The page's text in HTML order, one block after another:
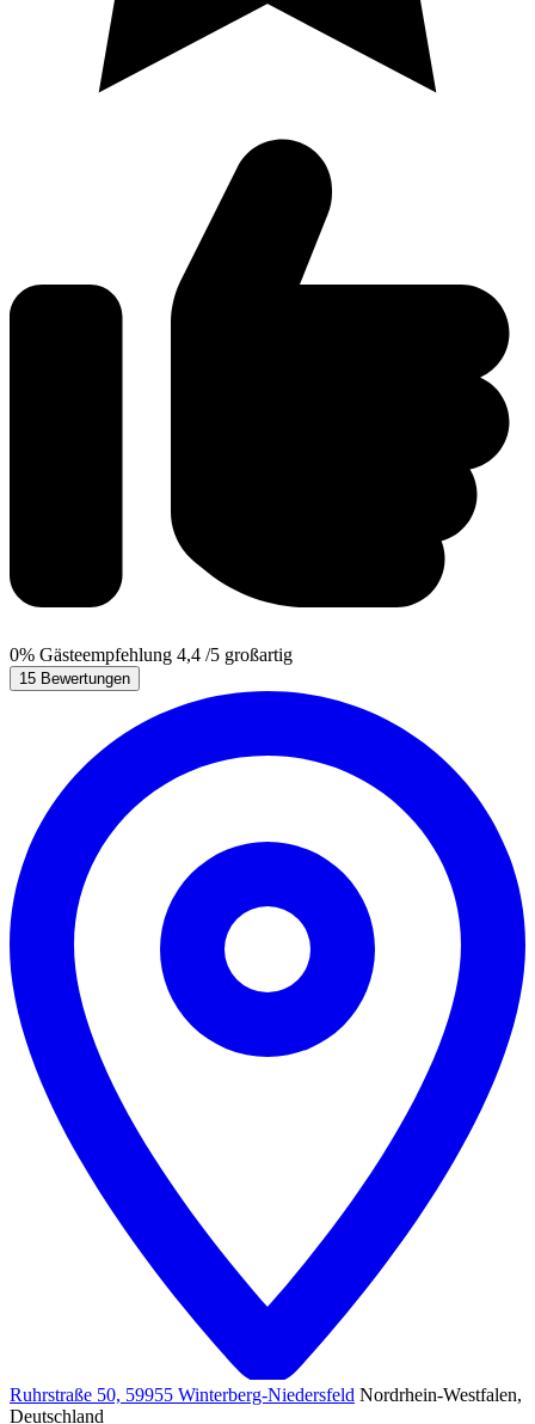
0% Gästeempfehlung 4,4 /5 großartig
15 Bewertungen
Ruhrstraße 50, 59955 Winterberg-Niedersfeld Nordrhein-Westfalen,
Deutschland